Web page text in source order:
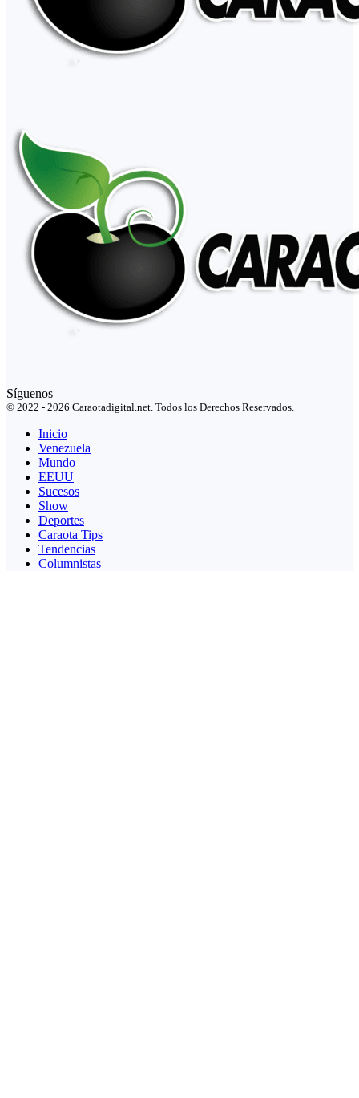
Síguenos
© 2022 - 2026 Caraotadigital.net. Todos los Derechos Reservados.
Inicio
Venezuela
Mundo
EEUU
Sucesos
Show
Deportes
Caraota Tips
Tendencias
Columnistas